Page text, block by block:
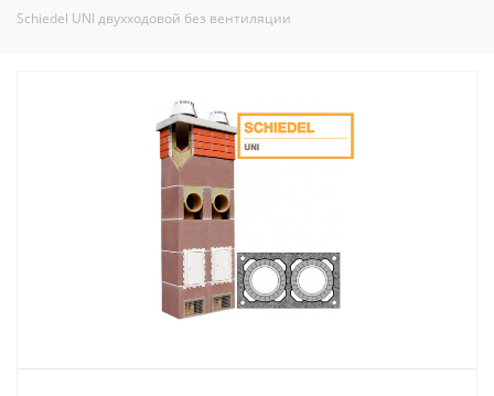
Schiedel UNI двухходовой без вентиляции